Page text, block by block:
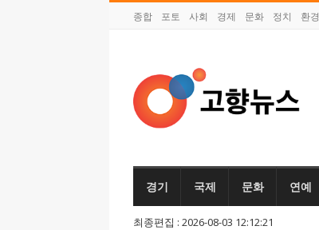
종합 포토 사회 경제 문화 정치 환경
향
뉴
스
경기 국제 문화 연예
최종편집 : 2026-08-03 12:12:21